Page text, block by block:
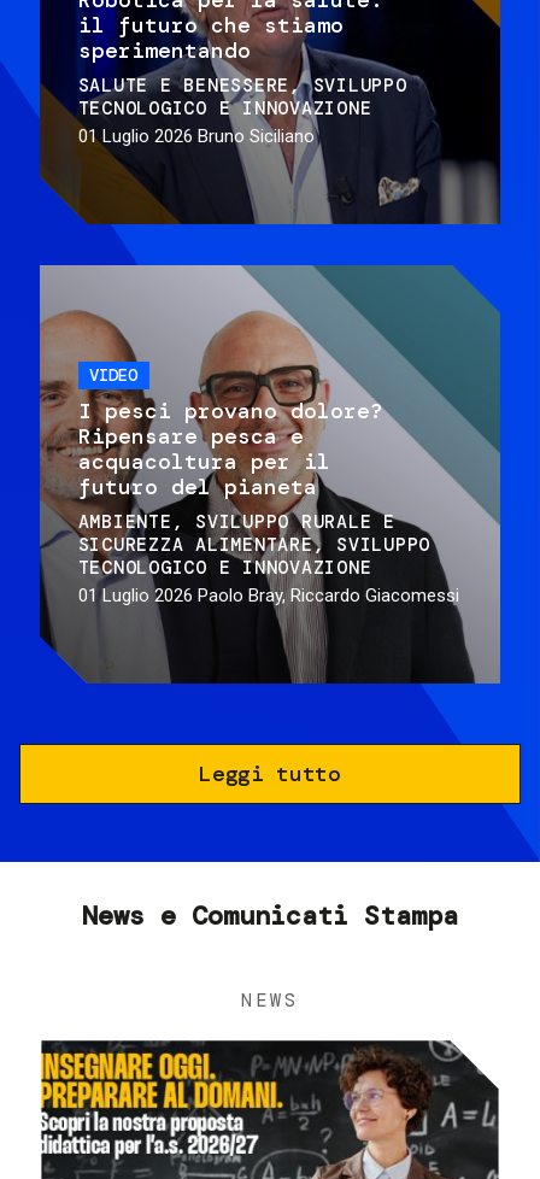
il futuro che stiamo
sperimentando
SALUTE E BENESSERE
SVILUPPO
TECNOLOGICO E INNOVAZIONE
01 Luglio 2026 Bruno Siciliano
VIDEO
I pesci provano dolore?
Ripensare pesca e
acquacoltura per il
futuro del pianeta
AMBIENTE
SVILUPPO RURALE E
SICUREZZA ALIMENTARE
SVILUPPO
TECNOLOGICO E INNOVAZIONE
01 Luglio 2026 Paolo Bray, Riccardo Giacomessi
Leggi tutto
News e Comunicati Stampa
NEWS